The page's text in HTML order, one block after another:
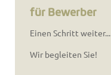
für Bewerber
Einen Schritt weiter...
Wir begleiten Sie!